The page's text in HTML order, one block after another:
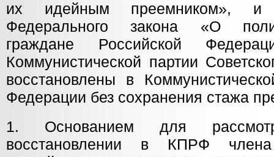
их идейным преемником»,
Федерального закона «О
граждане Российской
Коммунистической партии
восстановлены в
Федерации без сохранения стажа
1. Основанием для
восстановлении в КПРФ